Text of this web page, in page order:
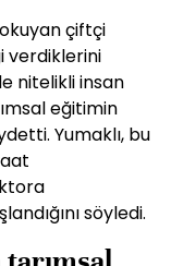
çiftçi
verdiklerini
nitelikli insan
eğitimin
Yumaklı, bu
söyledi.